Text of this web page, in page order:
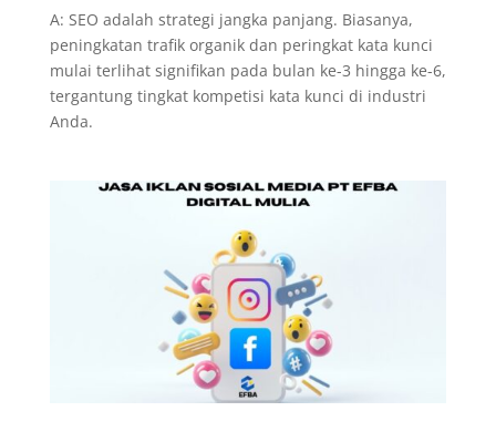
A: SEO adalah strategi jangka panjang. Biasanya,
peningkatan trafik organik dan peringkat kata kunci
mulai terlihat signifikan pada bulan ke-3 hingga ke-6,
tergantung tingkat kompetisi kata kunci di industri
Anda.